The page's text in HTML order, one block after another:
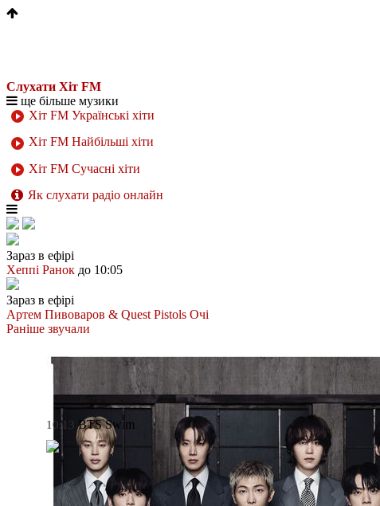
Слухати Хіт FM
ще більше музики
Хіт FM Українські хіти
Хіт FM Найбільші хіти
Хіт FM Сучасні хіти
Як слухати радіо онлайн
Зараз в ефірі
Хеппі Ранок до 10:05
Зараз в ефірі
Артем Пивоваров & Quest Pistols Очі
Раніше звучали
10:13 BTS Swim